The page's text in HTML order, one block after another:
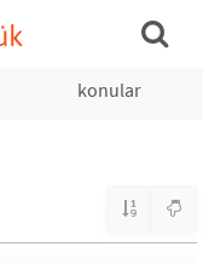
konular